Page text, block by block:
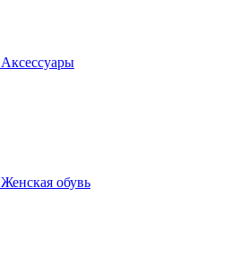
Аксессуары
Женская обувь